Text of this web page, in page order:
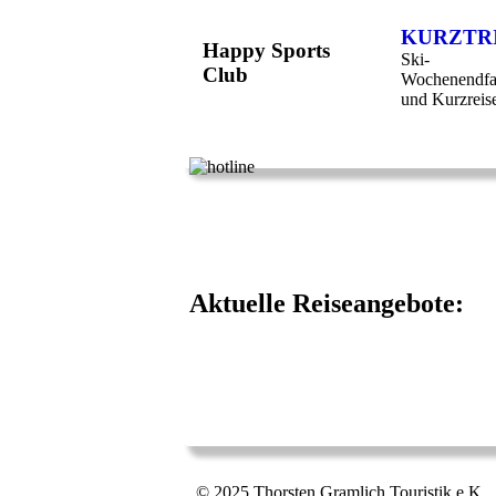
Happy Sports
Club
Ski-
und
Aktuelle Reiseangebote:
© 2025 Thorsten Gramlich Touristik